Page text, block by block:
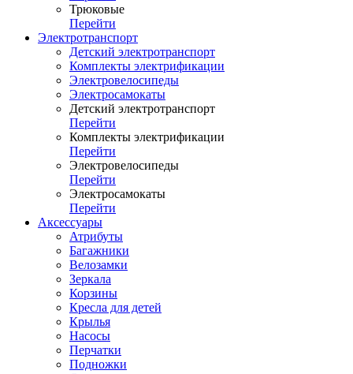
Трюковые
Перейти
Электротранспорт
Детский электротранспорт
Комплекты электрификации
Электровелосипеды
Электросамокаты
Детский электротранспорт
Перейти
Комплекты электрификации
Перейти
Электровелосипеды
Перейти
Электросамокаты
Перейти
Аксессуары
Атрибуты
Багажники
Велозамки
Зеркала
Корзины
Кресла для детей
Крылья
Насосы
Перчатки
Подножки